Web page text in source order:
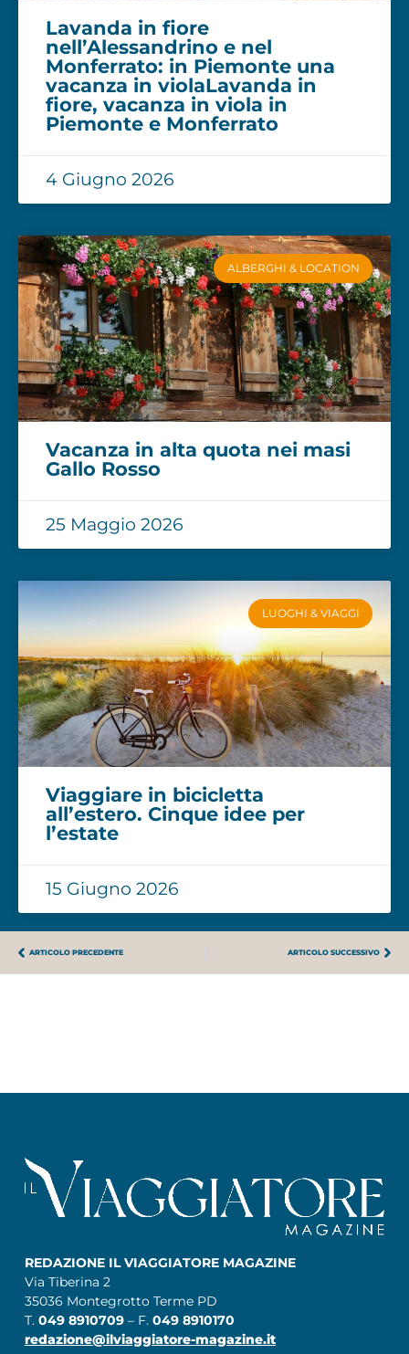
Lavanda in fiore
nell’Alessandrino e nel
Monferrato: in Piemonte una
vacanza in violaLavanda in
fiore, vacanza in viola in
Piemonte e Monferrato
4 Giugno 2026
ALBERGHI & LOCATION
Vacanza in alta quota nei masi
Gallo Rosso
25 Maggio 2026
LUOGHI & VIAGGI
Viaggiare in bicicletta
all’estero. Cinque idee per
l’estate
15 Giugno 2026
ARTICOLO PRECEDENTE ARTICOLO SUCCESSIVO
REDAZIONE IL VIAGGIATORE MAGAZINE
Via Tiberina 2
35036 Montegrotto Terme PD
T. 049 8910709 – F. 049 8910170
redazione@ilviaggiatore-magazine.it